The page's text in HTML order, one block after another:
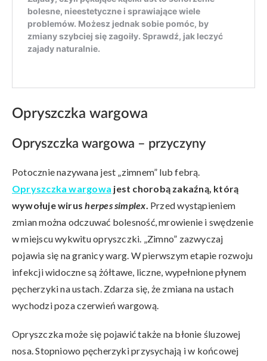
Opryszczka wargowa
Opryszczka wargowa – przyczyny
Potocznie nazywana jest „zimnem” lub febrą.
Opryszczka wargowa jest chorobą zakaźną, którą
wywołuje wirusherpes simplex. Przed wystąpieniem
zmian można odczuwać bolesność, mrowienie i swędzenie
w miejscu wykwitu opryszczki. „Zimno” zazwyczaj
pojawia się na granicy warg. W pierwszym etapie rozwoju
infekcji widoczne są żółtawe, liczne, wypełnione płynem
pęcherzyki na ustach. Zdarza się, że zmiana na ustach
wychodzi poza czerwień wargową.
Opryszczka może się pojawić także na błonie śluzowej
nosa. Stopniowo pęcherzyki przysychają i w końcowej